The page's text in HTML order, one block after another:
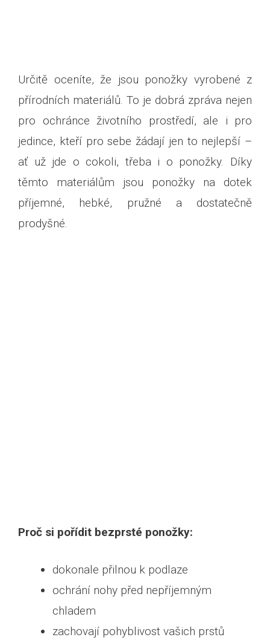
Určitě oceníte, že jsou ponožky vyrobené z
přírodních materiálů. To je dobrá zpráva nejen
pro ochránce životního prostředí, ale i pro
jedince, kteří pro sebe žádají jen to nejlepší –
ať už jde o cokoli, třeba i o ponožky. Díky
těmto materiálům jsou ponožky na dotek
příjemné, hebké, pružné a dostatečně
prodyšné.
Proč si pořídit bezprsté ponožky:
dokonale přilnou k podlaze
ochrání nohy před nepříjemným
chladem
zachovají pohyblivost vašich prstů